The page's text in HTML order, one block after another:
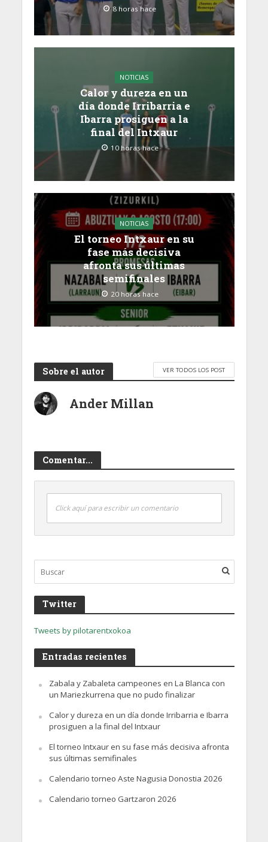
8 horas hace
NOTICIAS
Calor y dureza en un
día donde Irribarria e
Ibarra prosiguen a la
final del Intxaur
10 horas hace
NOTICIAS
El torneo Intxaur en su
fase más decisiva
afronta sus últimas
semifinales
20 horas hace
Sobre el autor VER TODOS LOS POST
Ander Millan
Comentar...
Click aquí para escribir un comentario
Twitter
Tweets by pilotarentxokoa
Entradas recientes
Zabala y Zabaleta campeones en La Blanca con
un Mariezkurrena que no pudo finalizar
Calor y dureza en un día donde Irribarria e Ibarra
prosiguen a la final del Intxaur
El torneo Intxaur en su fase más decisiva afronta
sus últimas semifinales
Calendario torneo Aste Nagusia Donostia 2026
Calendario torneo Gartzaron 2026